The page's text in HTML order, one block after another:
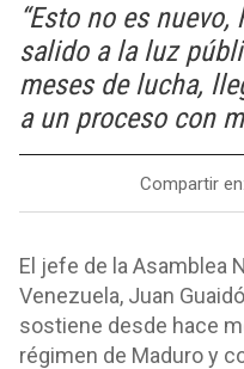
“Esto no es
salido a la luz
meses de lucha,
a un proceso con
Compartir en:
El jefe de la Asamblea
Venezuela, Juan
sostiene desde hace
régimen de Maduro y